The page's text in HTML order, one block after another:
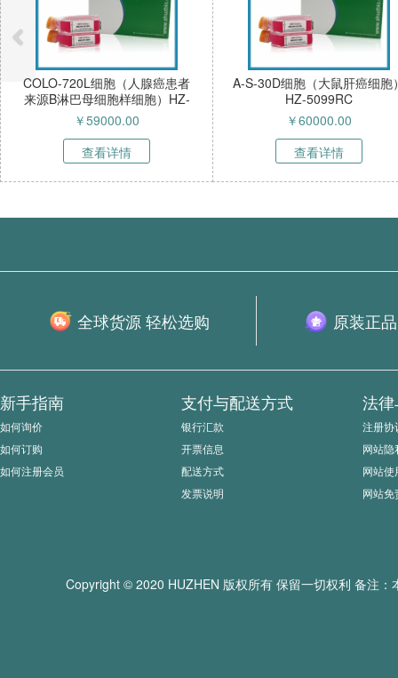
COLO-720L细胞（人腺癌患者
来源B淋巴母细胞样细胞）HZ-
52268HC
￥59000.00
查看详情
A-S-30D细胞（大鼠肝癌细胞
HZ-5099RC
￥60000.00
查看详情
全球货源 轻松选购 原装正
新手指南
如何询价
如何订购
如何注册会员
支付与配送方式
银行汇款
开票信息
配送方式
发票说明
法
注册协
网站隐
网站使
网站免
Copyright © 2020 HUZHEN 版权所有 保留一切权利 备注